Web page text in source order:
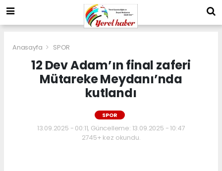
Anasayfa SPOR
12 Dev Adam’ın final zaferi
Mütareke Meydanı’nda
kutlandı
SPOR
13.09.2025 - 00:11, Güncelleme: 13.09.2025 - 10:47
2745+ kez okundu.